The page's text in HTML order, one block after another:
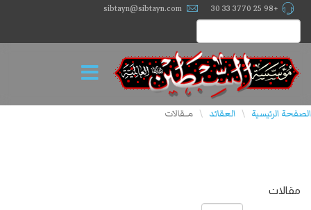
+98 25 3770 33 30
sibtayn@sibtayn.com
الصفحة الرئيسية \ العقائد \ مــقالات
مقالات